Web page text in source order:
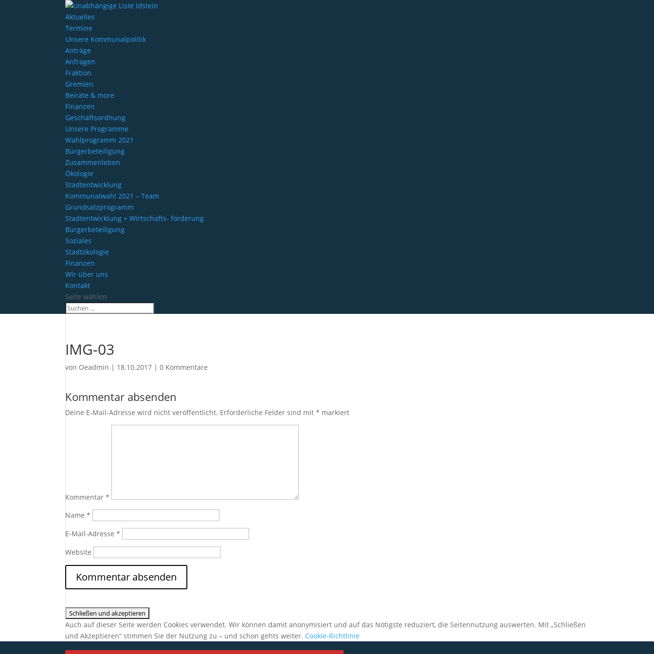
Aktuelles
Termine
Unsere Kommunalpolitik
Anträge
Anfragen
Fraktion
Gremien
Beiräte & more
Finanzen
Geschäftsordnung
Unsere Programme
Wahlprogramm 2021
Bürgerbeteiligung
Zusammenleben
Ökologie
Stadtentwicklung
Kommunalwahl 2021 – Team
Grundsatzprogramm
Stadtentwicklung + Wirtschafts- förderung
Bürgerbeteiligung
Soziales
Stadtökologie
Finanzen
Wir über uns
Kontakt
Seite wählen
IMG-03
von Oeadmin | 18.10.2017 |0 Kommentare
Kommentar absenden
Deine E-Mail-Adresse wird nicht veröffentlicht. Erforderliche Felder sind mit* markiert
Kommentar*
Name*
E-Mail-Adresse*
Website
Auch auf dieser Seite werden Cookies verwendet. Wir können damit anonymisiert und auf das Nötigste reduziert, die Seitennutzung auswerten. Mit „Schließen
und Akzeptieren“ stimmen Sie der Nutzung zu – und schon gehts weiter. Cookie-Richtlinie